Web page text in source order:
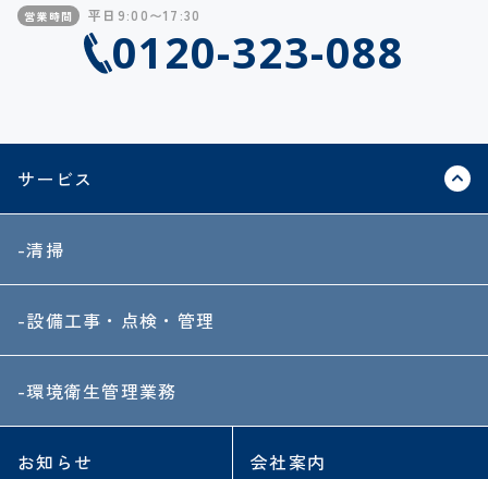
営業時間
平日9:00〜17:30
0120-323-088
サービス
-清掃
-設備工事・点検・管理
-環境衛生管理業務
お知らせ 会社案内